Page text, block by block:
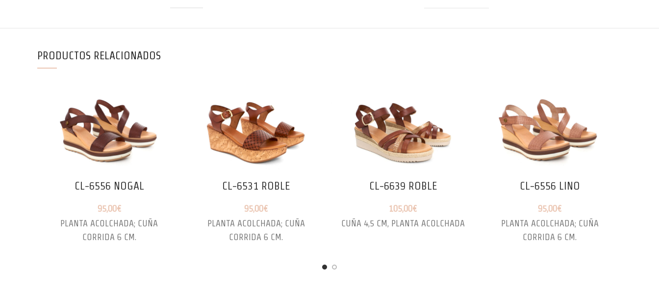
PRODUCTOS RELACIONADOS
CL-6556 NOGAL
95,00€
PLANTA ACOLCHADA; CUÑA
CORRIDA 6 CM.
CL-6531 ROBLE
95,00€
PLANTA ACOLCHADA; CUÑA
CORRIDA 6 CM.
CL-6639 ROBLE
105,00€
CUÑA 4,5 CM, PLANTA ACOLCHADA
CL-6556 LINO
95,00€
PLANTA ACOLCHADA; CUÑA
CORRIDA 6 CM.